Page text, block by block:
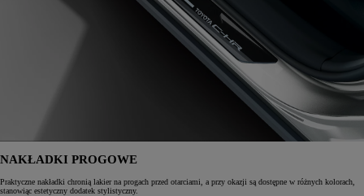
NAKŁADKI PROGOWE
Praktyczne nakładki chronią lakier na progach przed otarciami, a przy okazji są dostępne w różnych kolorach,
stanowiąc estetyczny dodatek stylistyczny.